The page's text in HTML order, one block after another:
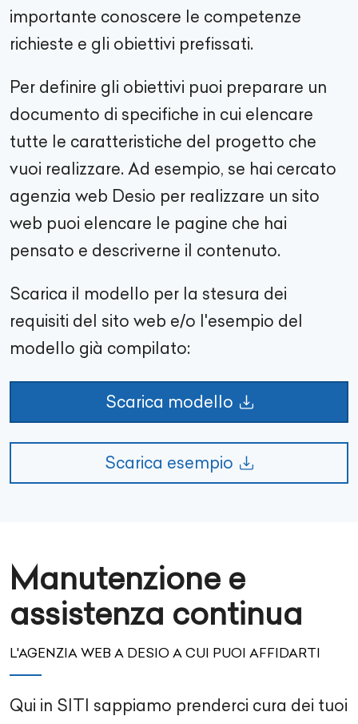
importante conoscere le competenze
richieste e gli obiettivi prefissati.
Per definire gli obiettivi puoi preparare un
documento di specifiche in cui elencare
tutte le caratteristiche del progetto che
vuoi realizzare. Ad esempio, se hai cercato
agenzia web Desio per realizzare un sito
web puoi elencare le pagine che hai
pensato e descriverne il contenuto.
Scarica il modello per la stesura dei
requisiti del sito web e/o l'esempio del
modello già compilato:
Scarica modello
Scarica esempio
Manutenzione e
assistenza continua
L'AGENZIA WEB A DESIO A CUI PUOI AFFIDARTI
Qui in SITI sappiamo prenderci cura dei tuoi